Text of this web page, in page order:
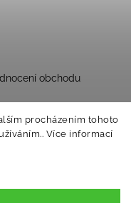
procházením tohoto
Více informací
obchodu